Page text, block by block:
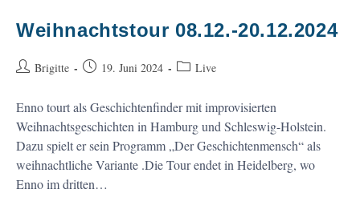
Weihnachtstour 08.12.-20.12.2024
Beitrags-
Brigitte
Beitrag19. Juni 2024
Beitrags-
Live
Enno tourt als Geschichtenfinder mit improvisierten
Weihnachtsgeschichten in Hamburg und Schleswig-Holstein.
Dazu spielt er sein Programm „Der Geschichtenmensch“ als
weihnachtliche Variante .Die Tour endet in Heidelberg, wo
Enno im dritten…